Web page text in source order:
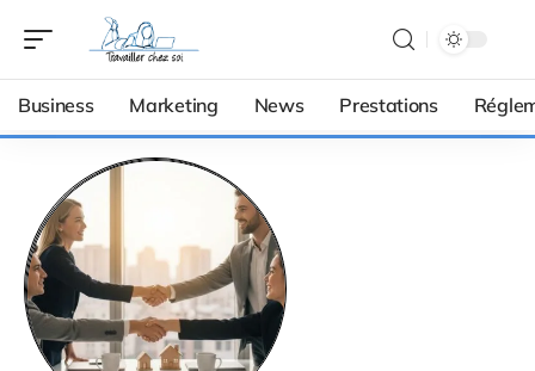
Business Marketing News Prestations